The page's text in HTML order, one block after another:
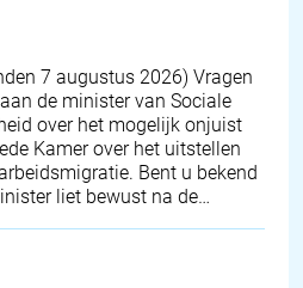
7 augustus 2026) Vragen
de minister van Sociale
over het mogelijk onjuist
Kamer over het uitstellen
Bent u bekend
liet bewust na de…